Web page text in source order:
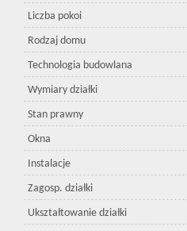
Liczba pokoi
Rodzaj domu
Technologia budowlana
Wymiary działki
Stan prawny
Okna
Instalacje
Zagosp. działki
Ukształtowanie działki